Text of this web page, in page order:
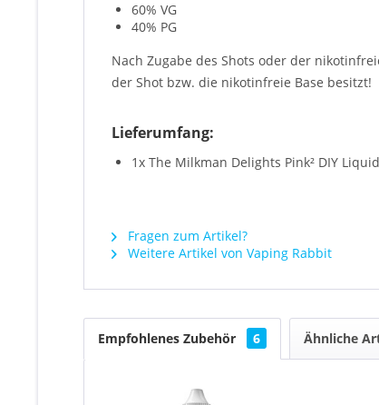
60% VG
40% PG
Nach Zugabe des Shots oder der
der Shot bzw. die nikotinfreie Base besitzt!
Lieferumfang:
1x The Milkman Delights Pink² DIY
Fragen zum Artikel?
Weitere Artikel von Vaping Rabbit
Empfohlenes Zubehör 6 Ähnliche